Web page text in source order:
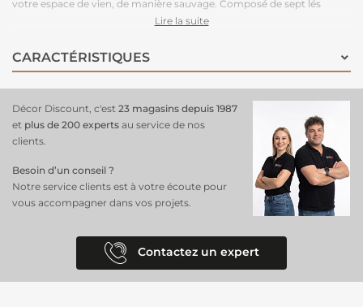
votre espace de vien, de manière sauvage. Composé de sept lés
panoramiques, il crée une ambiance apaisante.
touche de verdure et d'authenticité dans leur décoration intérieure.
Lire la suite
CARACTÉRISTIQUES
Décor Discount, c'est 23 magasins depuis 1987
et plus de 200 experts au service de nos
clients.
Besoin d’un conseil ?
Notre service clients est à votre écoute pour
vous accompagner dans vos projets.
Contactez un expert